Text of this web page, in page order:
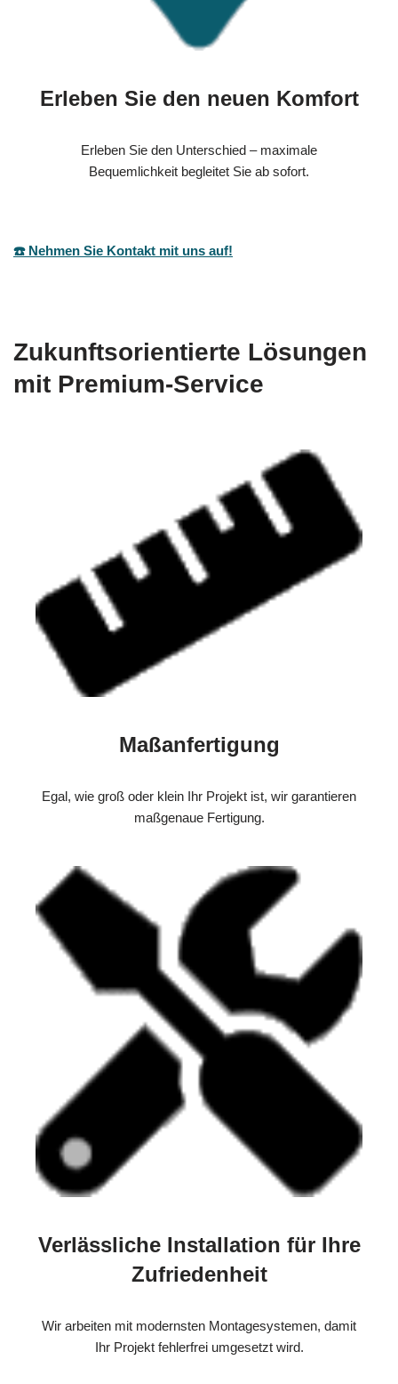
Erleben Sie den neuen Komfort
Erleben Sie den Unterschied – maximale
Bequemlichkeit begleitet Sie ab sofort.
☎️ Nehmen Sie Kontakt mit uns auf!
Zukunftsorientierte Lösungen
mit Premium-Service
Maßanfertigung
Egal, wie groß oder klein Ihr Projekt ist, wir garantieren
maßgenaue Fertigung.
Verlässliche Installation für Ihre
Zufriedenheit
Wir arbeiten mit modernsten Montagesystemen, damit
Ihr Projekt fehlerfrei umgesetzt wird.